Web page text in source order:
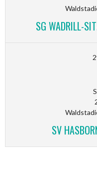
SG WADRILL-
SV